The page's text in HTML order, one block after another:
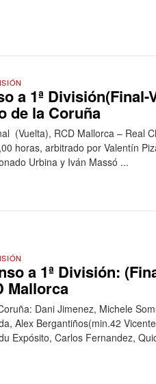
a 1ª
de la Coruña
(Vuelta), RCD Mallorca – Real
horas, arbitrado por Valentín
Urbina y Iván Massó ...
a 1ª División:
Mallorca
Dani Jimenez, Michele
Alex Bergantiños(min.42
Expósito, Carlos Fernandez,